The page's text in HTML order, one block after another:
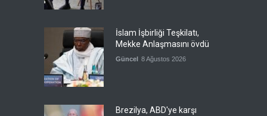
İslam İşbirliği Teşkilatı,
Mekke Anlaşmasını övdü
Güncel 8 Ağustos 2026
Brezilya, ABD'ye karşı